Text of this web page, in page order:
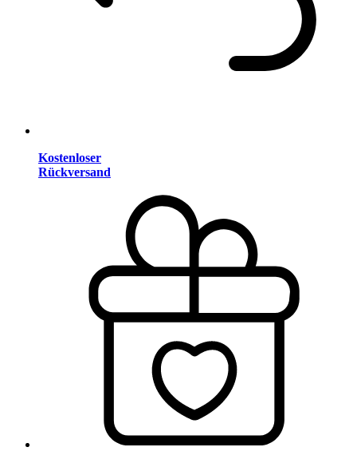
Kostenloser
Rückversand